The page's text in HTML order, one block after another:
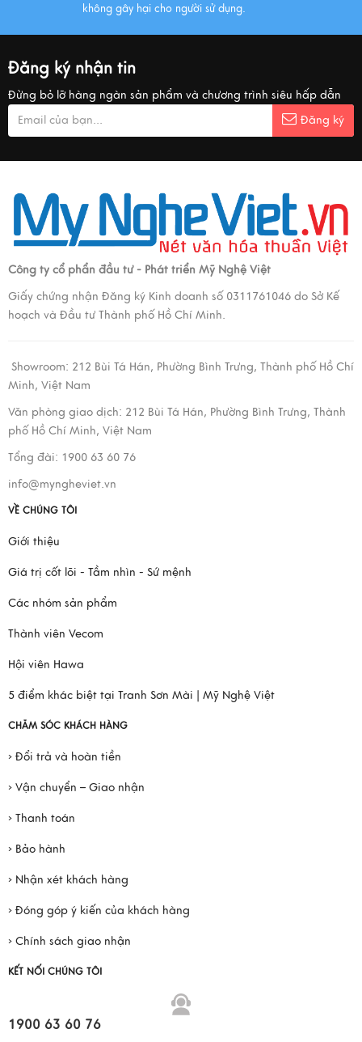
không gây hại cho người sử dụng.
Đăng ký nhận tin
Đừng bỏ lỡ hàng ngàn sản phẩm và chương trình siêu hấp dẫn
Đăng ký
Công ty cổ phẩn đầu tư - Phát triển Mỹ Nghệ Việt
Giấy chứng nhận Đăng ký Kinh doanh số 0311761046 do Sở Kế
hoạch và Đầu tư Thành phố Hồ Chí Minh.
Showroom: 212 Bùi Tá Hán, Phường Bình Trưng, Thành phố Hồ Chí
Minh, Việt Nam
Văn phòng giao dịch: 212 Bùi Tá Hán, Phường Bình Trưng, Thành
phố Hồ Chí Minh, Việt Nam
Tổng đài: 1900 63 60 76
info@myngheviet.vn
VỀ CHÚNG TÔI
Giới thiệu
Giá trị cốt lõi - Tầm nhìn - Sứ mệnh
Các nhóm sản phẩm
Thành viên Vecom
Hội viên Hawa
5 điểm khác biệt tại Tranh Sơn Mài | Mỹ Nghệ Việt
CHĂM SÓC KHÁCH HÀNG
› Đổi trả và hoàn tiền
› Vận chuyển – Giao nhận
› Thanh toán
› Bảo hành
› Nhận xét khách hàng
› Đóng góp ý kiến của khách hàng
› Chính sách giao nhận
KẾT NỐI CHÚNG TÔI
1900 63 60 76